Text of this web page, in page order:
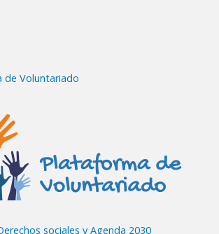
de Voluntariado